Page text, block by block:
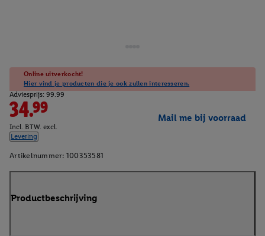
Online uitverkocht!
Hier vind je producten die je ook zullen interesseren.
Adviesprijs: 99.99
34.99
Incl. BTW. excl.
Levering
Mail me bij voorraad
Artikelnummer: 100353581
Productbeschrijving